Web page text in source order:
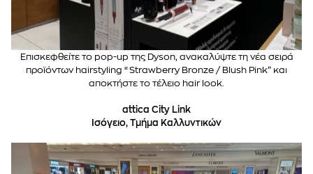
Επισκεφθείτε το pop-up της Dyson, ανακαλύψτε τη νέα σειρά
προϊόντων hairstyling “Strawberry Bronze / Blush Pink” και
αποκτήστε το τέλειο hair look.
attica City Link
Ισόγειο, Τμήμα Καλλυντικών